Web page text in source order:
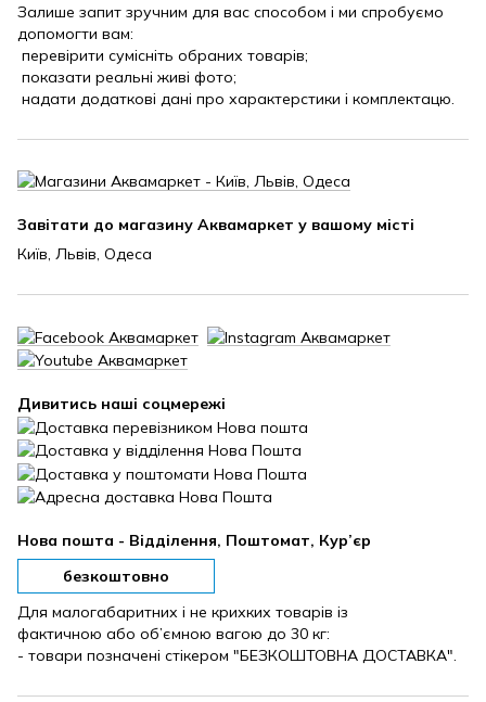
Залише запит зручним для вас способом і ми спробуємо
допомогти вам:
перевірити сумісніть обраних товарів;
показати реальні живі фото;
надати додаткові дані про характерстики і комплектацю.
Завітати до магазину Аквамаркет у вашому місті
Київ, Львів, Одеса
Дивитись наші соцмережі
Нова пошта - Відділення, Поштомат, Кур’єр
безкоштовно
Для малогабаритних і не крихких товарів із
фактичною або об’ємною вагою до 30 кг:
- товари позначені стікером "БЕЗКОШТОВНА ДОСТАВКА".